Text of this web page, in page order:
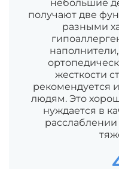
небольшие
получают две
разными
жесткости
рекомендуется
людям. Это
нуждается в